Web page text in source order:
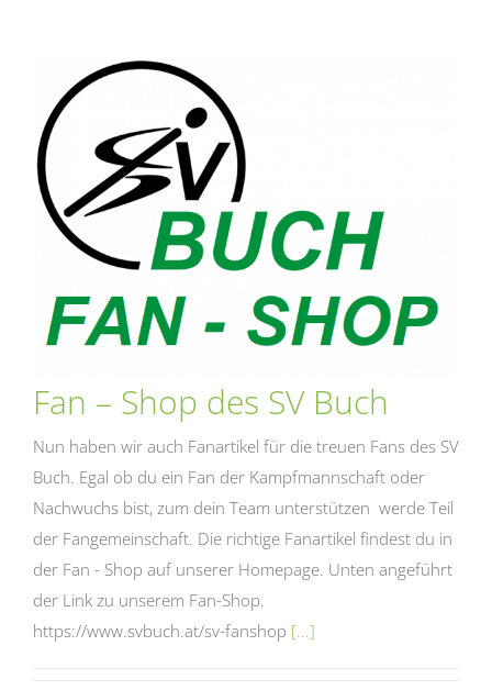
Fan – Shop des SV Buch
Nun haben wir auch Fanartikel für die treuen Fans des SV
Buch. Egal ob du ein Fan der Kampfmannschaft oder
Nachwuchs bist, zum dein Team unterstützen werde Teil
der Fangemeinschaft. Die richtige Fanartikel findest du in
der Fan - Shop auf unserer Homepage. Unten angeführt
der Link zu unserem Fan-Shop.
https://www.svbuch.at/sv-fanshop [...]